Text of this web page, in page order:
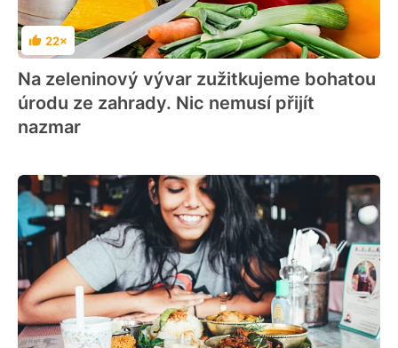
Hodnocení
22×
Na zeleninový vývar zužitkujeme bohatou
úrodu ze zahrady. Nic nemusí přijít
nazmar